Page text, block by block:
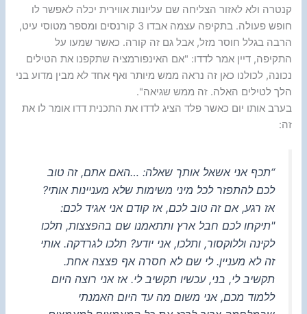
קנטרה ולא לאזור הצליחה שם עליונות אווירית יכלה לאפשר לו
חופש פעולה. בתקיפה עצמה אבדו 3 קורנסים ומספר מטוסי עיט,
הרבה בגלל חוסר מזל, אבל גם זה קורה. כאשר שמעו על
התקיפה, דיין אמר לדדו: "אם האינפורמציה שתקפנו את הטילים
נכונה, לכולנו כאן זה נראה ממש מיותר ואף אחד לא מבין מדוע בני
הלך לטילים האלה. זה ממש שגיאה".
בערב אותו יום כאשר פלד הציג לדדו את התכנית דדו אומר לו את
זה:
“תכף אני אשאל אותך שאלה: …האם אתם, זה טוב
לכם להתפזר לכל מיני משימות שלא מעניינות אותי?
אז רגע, אם זה טוב לכם, אז קודם אני אגיד לכם:
"תיקחו לכם חבל ארץ ותתאמנו שם בהפצצות, תלכו
לקינה וללוקסור, ותלכו, אני יודע? תלכו לגרדקה. אותי
זה לא מעניין. לי שם לא חסרה אף פצצה אחת.
תקשיב לי, בני, עכשיו תקשיב לי. אז אני רוצה היום
ללמוד מכם, אני משום מה עד היום האמנתי